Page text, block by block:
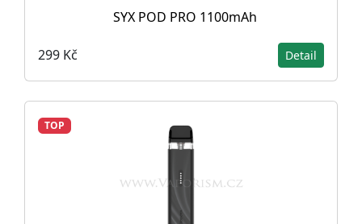
SYX POD PRO 1100mAh
299 Kč Detail
TOP